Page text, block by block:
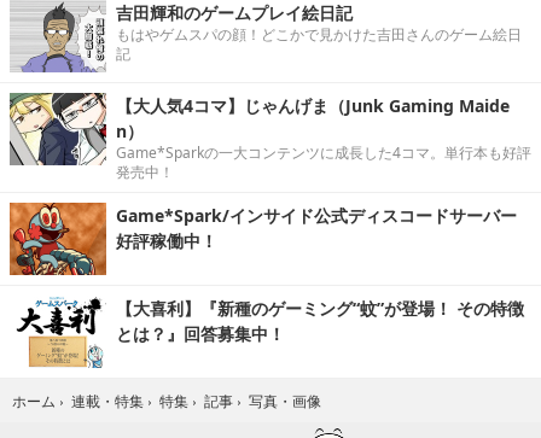
吉田輝和のゲームプレイ絵日記
もはやゲムスパの顔！どこかで見かけた吉田さんのゲーム絵日
記
【大人気4コマ】じゃんげま（Junk Gaming Maide
n）
Game*Sparkの一大コンテンツに成長した4コマ。単行本も好評
発売中！
Game*Spark/インサイド公式ディスコードサーバー
好評稼働中！
【大喜利】『新種のゲーミング“蚊”が登場！ その特徴
とは？』回答募集中！
ホーム › 連載・特集 › 特集 › 記事 › 写真・画像